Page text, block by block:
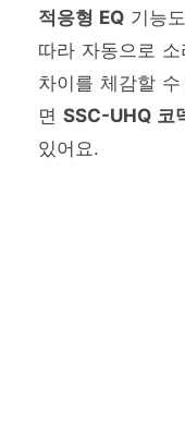
적응형 EQ 기능
따라 자동으로
차이를 체감할
면 SSC-UHQ 코
있어요.